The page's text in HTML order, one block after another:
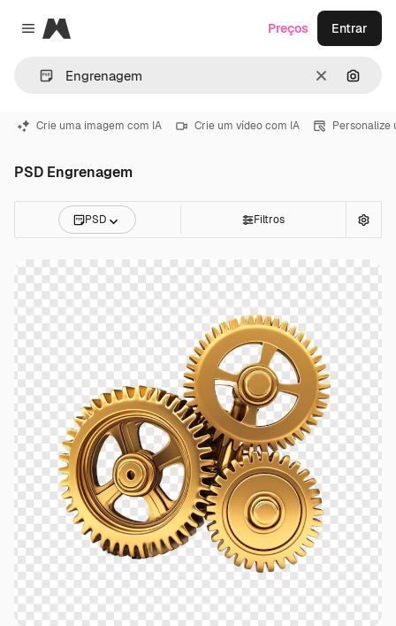
Close menu
Magnific
Limpar
Preços Entrar
Crie uma imagem com IA Crie um vídeo com IA Personalize
PSD Engrenagem
PSD Filtros